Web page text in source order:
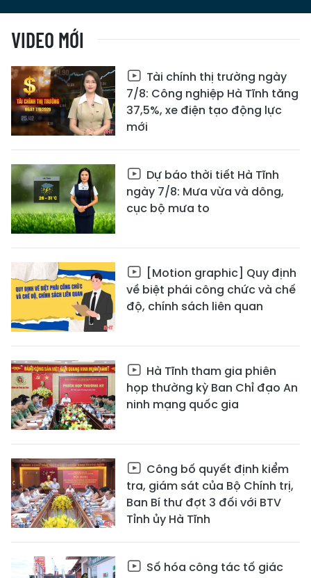
VIDEO MỚI
Tài chính thị trường ngày
7/8: Công nghiệp Hà Tĩnh tăng
37,5%, xe điện tạo động lực
mới
Dự báo thời tiết Hà Tĩnh
ngày 7/8: Mưa vừa và dông,
cục bộ mưa to
[Motion graphic] Quy định
về biệt phái công chức và chế
độ, chính sách liên quan
Hà Tĩnh tham gia phiên
họp thường kỳ Ban Chỉ đạo An
ninh mạng quốc gia
Công bố quyết định kiểm
tra, giám sát của Bộ Chính trị,
Ban Bí thư đợt 3 đối với BTV
Tỉnh ủy Hà Tĩnh
Số hóa công tác tố giác